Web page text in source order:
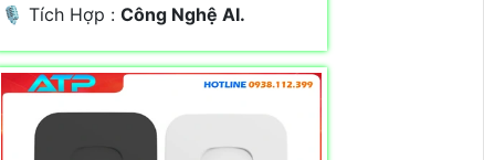
️🎙 Tích Hợp : Công Nghệ AI.